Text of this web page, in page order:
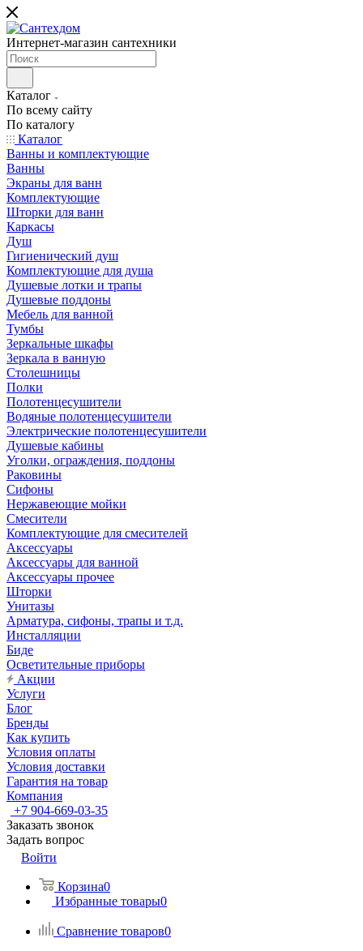
Интернет-магазин сантехники
Каталог
По всему сайту
По каталогу
Каталог
Ванны и комплектующие
Ванны
Экраны для ванн
Комплектующие
Шторки для ванн
Каркасы
Душ
Гигиенический душ
Комплектующие для душа
Душевые лотки и трапы
Душевые поддоны
Мебель для ванной
Тумбы
Зеркальные шкафы
Зеркала в ванную
Столешницы
Полки
Полотенцесушители
Водяные полотенцесушители
Электрические полотенцесушители
Душевые кабины
Уголки, ограждения, поддоны
Раковины
Сифоны
Нержавеющие мойки
Смесители
Комплектующие для смесителей
Аксессуары
Аксессуары для ванной
Аксессуары прочее
Шторки
Унитазы
Арматура, сифоны, трапы и т.д.
Инсталляции
Биде
Осветительные приборы
Акции
Услуги
Блог
Бренды
Как купить
Условия оплаты
Условия доставки
Гарантия на товар
Компания
+7 904-669-03-35
Заказать звонок
Задать вопрос
Войти
Корзина0
Избранные товары0
Сравнение товаров0